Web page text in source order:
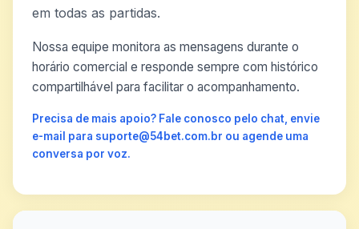
em todas as partidas.
Nossa equipe monitora as mensagens durante o
horário comercial e responde sempre com histórico
compartilhável para facilitar o acompanhamento.
Precisa de mais apoio? Fale conosco pelo chat, envie
e-mail para suporte@54bet.com.br ou agende uma
conversa por voz.